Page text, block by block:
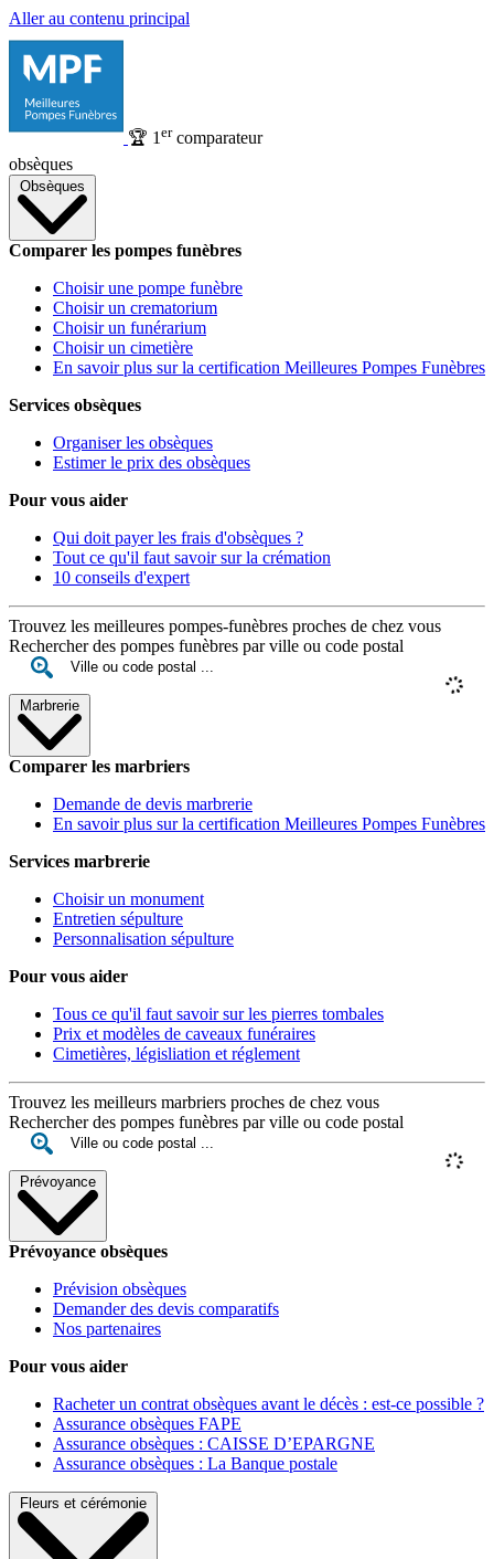
Aller au contenu principal
🏆 1 ercomparateur
obsèques
Obsèques
Comparer les pompes funèbres
Choisir une pompe funèbre
Choisir un crematorium
Choisir un funérarium
Choisir un cimetière
En savoir plus sur la certification Meilleures Pompes Funèbres
Services obsèques
Organiser les obsèques
Estimer le prix des obsèques
Pour vous aider
Qui doit payer les frais d'obsèques ?
Tout ce qu'il faut savoir sur la crémation
10 conseils d'expert
Trouvez les meilleures pompes-funèbres proches de chez vous
Rechercher des pompes funèbres par ville ou code postal
Marbrerie
Comparer les marbriers
Demande de devis marbrerie
En savoir plus sur la certification Meilleures Pompes Funèbres
Services marbrerie
Choisir un monument
Entretien sépulture
Personnalisation sépulture
Pour vous aider
Tous ce qu'il faut savoir sur les pierres tombales
Prix et modèles de caveaux funéraires
Cimetières, législiation et réglement
Trouvez les meilleurs marbriers proches de chez vous
Rechercher des pompes funèbres par ville ou code postal
Prévoyance
Prévoyance obsèques
Prévision obsèques
Demander des devis comparatifs
Nos partenaires
Pour vous aider
Racheter un contrat obsèques avant le décès : est-ce possible ?
Assurance obsèques FAPE
Assurance obsèques : CAISSE D’EPARGNE
Assurance obsèques : La Banque postale
Fleurs et cérémonie